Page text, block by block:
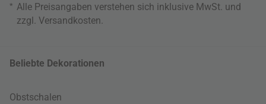
* Alle Preisangaben verstehen sich inklusive MwSt. und
zzgl. Versandkosten
Beliebte Dekorationen
Obstschalen